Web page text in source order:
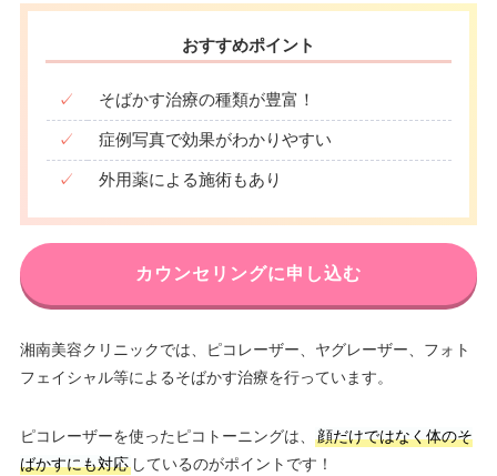
おすすめポイント
✓ そばかす治療の種類が豊富！
✓ 症例写真で効果がわかりやすい
✓ 外用薬による施術もあり
カウンセリングに申し込む
湘南美容クリニックでは、ピコレーザー、ヤグレーザー、フォト
フェイシャル等によるそばかす治療を行っています。
ピコレーザーを使ったピコトーニングは、
顔だけではなく体のそ
ばかすにも対応しているのがポイントです！